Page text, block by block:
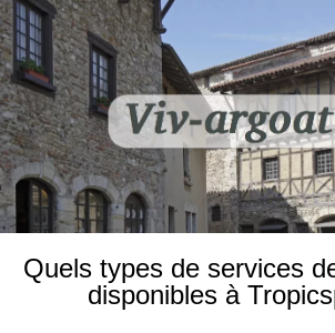
Quels types de services
disponibles à